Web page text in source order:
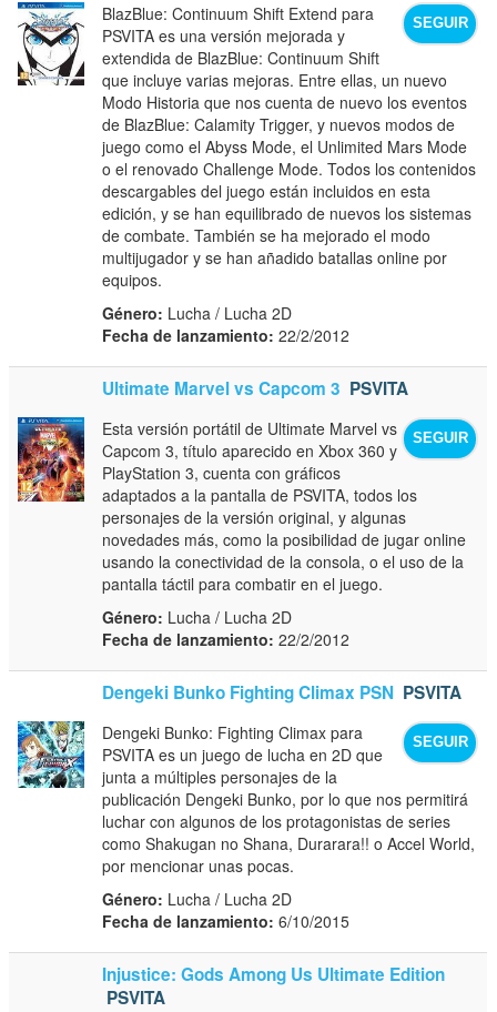
SEGUIR
BlazBlue: Continuum Shift Extend para
PSVITA es una versión mejorada y
extendida de BlazBlue: Continuum Shift
que incluye varias mejoras. Entre ellas, un nuevo
Modo Historia que nos cuenta de nuevo los eventos
de BlazBlue: Calamity Trigger, y nuevos modos de
juego como el Abyss Mode, el Unlimited Mars Mode
o el renovado Challenge Mode. Todos los contenidos
descargables del juego están incluidos en esta
edición, y se han equilibrado de nuevos los sistemas
de combate. También se ha mejorado el modo
multijugador y se han añadido batallas online por
equipos.
Género: Lucha / Lucha 2D
Fecha de lanzamiento: 22/2/2012
Ultimate Marvel vs Capcom 3 PSVITA
SEGUIR
Esta versión portátil de Ultimate Marvel vs
Capcom 3, título aparecido en Xbox 360 y
PlayStation 3, cuenta con gráficos
adaptados a la pantalla de PSVITA, todos los
personajes de la versión original, y algunas
novedades más, como la posibilidad de jugar online
usando la conectividad de la consola, o el uso de la
pantalla táctil para combatir en el juego.
Género: Lucha / Lucha 2D
Fecha de lanzamiento: 22/2/2012
Dengeki Bunko Fighting Climax PSN PSVITA
SEGUIR
Dengeki Bunko: Fighting Climax para
PSVITA es un juego de lucha en 2D que
junta a múltiples personajes de la
publicación Dengeki Bunko, por lo que nos permitirá
luchar con algunos de los protagonistas de series
como Shakugan no Shana, Durarara!! o Accel World,
por mencionar unas pocas.
Género: Lucha / Lucha 2D
Fecha de lanzamiento: 6/10/2015
Injustice: Gods Among Us Ultimate Edition
PSVITA